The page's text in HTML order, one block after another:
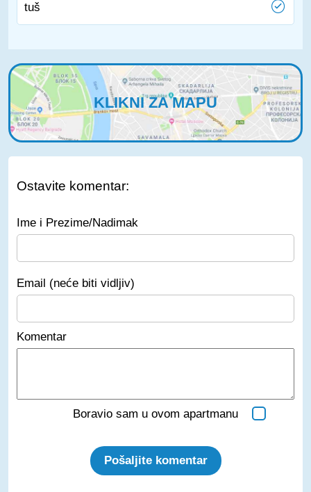
tuš
KLIKNI ZA MAPU
Ostavite komentar:
Ime i Prezime/Nadimak
Email (neće biti vidljiv)
Komentar
Boravio sam u ovom apartmanu
Pošaljite komentar